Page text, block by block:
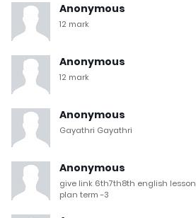
Anonymous
12 mark
Anonymous
12 mark
Anonymous
Gayathri Gayathri
Anonymous
give link 6th7th8th english lesson
plan term -3